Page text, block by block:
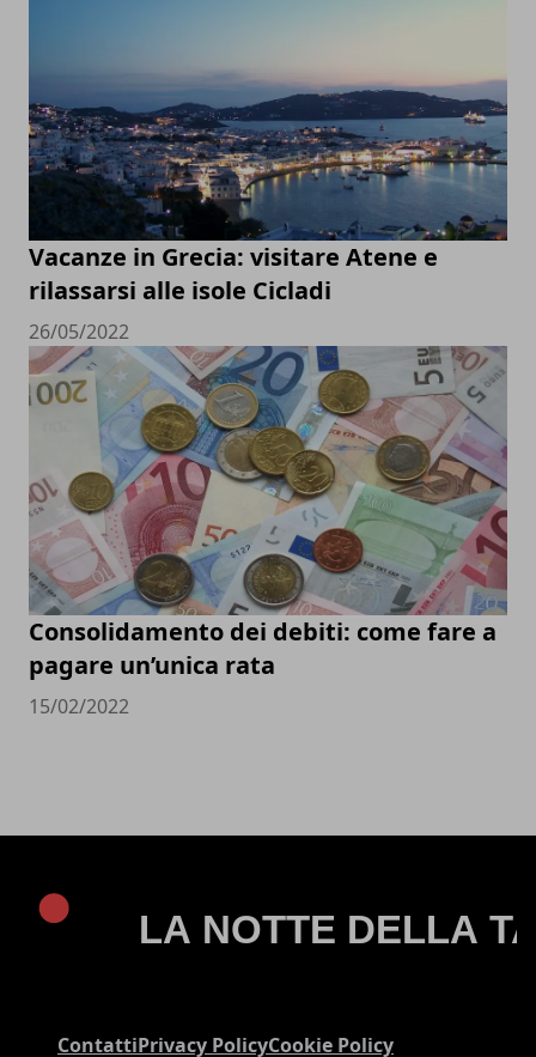
Vacanze in Grecia: visitare Atene e
rilassarsi alle isole Cicladi
26/05/2022
Consolidamento dei debiti: come fare a
pagare un’unica rata
15/02/2022
ContattiPrivacy PolicyCookie Policy